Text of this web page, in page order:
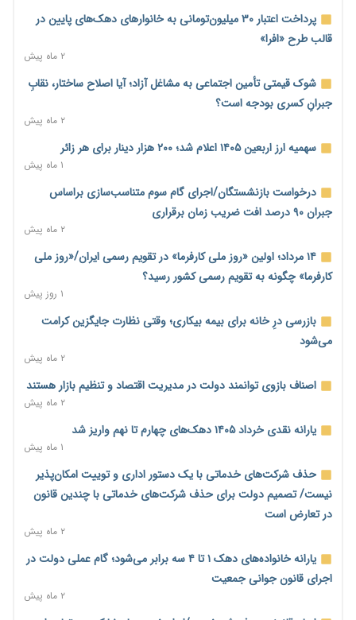
ترمز تولید خودرو کشیده شد؛ افت ۲۵ درصدی تیراژ ایران‌خودرو،
سایپا و پارس‌خودرو
۱ روز پیش
بنگاه‌داری بانک‌ها؛ مانع بزرگ خانه‌دار شدن مستأجران
نماینده مجلس: توسعه مرزهای زمینی به راهبرد تأمین کالاهای
اساسی تبدیل شود
۱ روز پیش
خانه کارگر قزوین: شکاف دستمزد و هزینه معیشت هر روز عمیق‌تر
می‌شود
۱ روز پیش
رئیس سازمان امور مالیاتی: بلاگرهای پردرآمد مشمول پرداخت
مالیات هستند
۱ روز پیش
پیش‌بینی افزایش تولید برنج؛ نیاز وارداتی کشور به ۵۰۰ هزار تن
کاهش می‌یابد
۱ روز پیش
امضای تفاهم‌نامه تجاری ایران و پاکستان؛ هدف‌گذاری تجارت ۱۰
اختیارات جدید گمرکات برای تمدید ورود موقت کالا و خودرو تا
پایان شهریور ابلاغ شد
۱ روز پیش
مرحله سیزدهم کالابرگ در سایه تورم؛ قدرت خرید یارانه یک‌میلیونی
پرداخت اعتبار ۳۰ میلیون‌تومانی به خانوارهای دهک‌های پایین در
قالب طرح «افرا»
۲ ماه پیش
شوک قیمتی تأمین اجتماعی به مشاغل آزاد؛ آیا اصلاح ساختار، نقابِ
جبرانِ کسری بودجه است؟
۲ ماه پیش
سهمیه ارز اربعین ۱۴۰۵ اعلام شد؛ ۲۰۰ هزار دینار برای هر زائر
۱ ماه پیش
درخواست بازنشستگان/اجرای گام سوم متناسب‌سازی براساس
جبران ۹۰ درصد افت ضریب زمان برقراری
۲ ماه پیش
۱۴ مرداد؛ اولین «روز ملی کارفرما» در تقویم رسمی ایران/«روز ملی
کارفرما» چگونه به تقویم رسمی کشور رسید؟
۱ روز پیش
بازرسی درِ خانه برای بیمه بیکاری؛ وقتی نظارت جایگزین کرامت
می‌شود
۲ ماه پیش
اصناف بازوی توانمند دولت در مدیریت اقتصاد و تنظیم بازار هستند
۲ ماه پیش
یارانه نقدی خرداد ۱۴۰۵ دهک‌های چهارم تا نهم واریز شد
۱ ماه پیش
حذف شرکت‌های خدماتی با یک دستور اداری و توییت امکان‌پذیر
نیست/ تصمیم دولت برای حذف شرکت‌های خدماتی با چندین قانون
در تعارض است
۲ ماه پیش
یارانه خانواده‌های دهک ۱ تا ۴ سه برابر می‌شود؛ گام عملی دولت در
اجرای قانون جوانی جمعیت
۲ ماه پیش